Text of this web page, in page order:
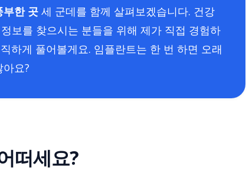
부한 곳 세 군데를 함께 살펴보겠습니다. 건강
보를 찾으시는 분들을 위해 제가 직접 경험하
하게 풀어볼게요. 임플란트는 한 번 하면 오래
요?
떠세요?